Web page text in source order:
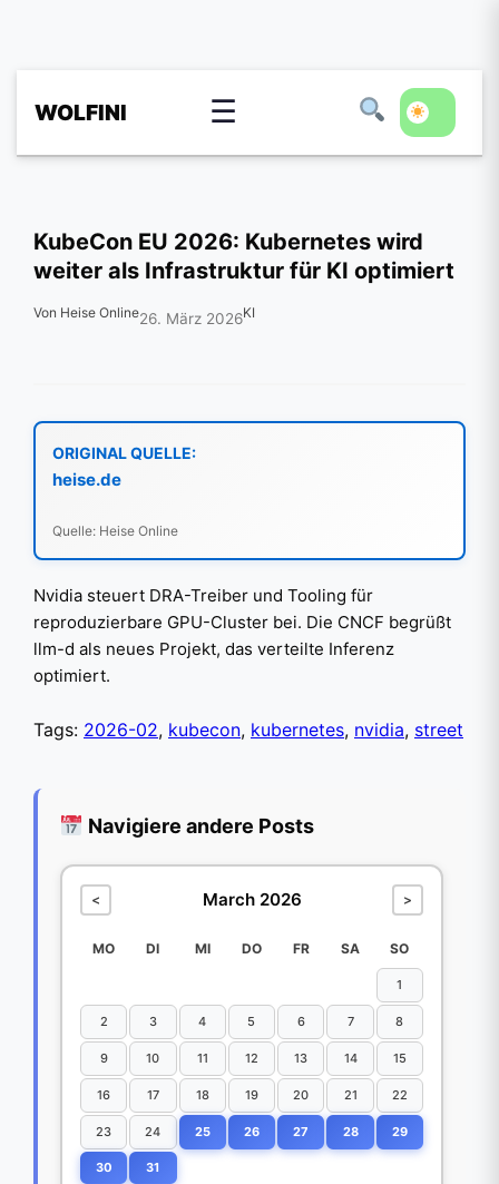
WOLFINI ☰
KubeCon EU 2026: Kubernetes wird
weiter als Infrastruktur für KI optimiert
Von Heise Online26. März 2026KI
ORIGINAL QUELLE:
heise.de
Quelle: Heise Online
Nvidia steuert DRA-Treiber und Tooling für
reproduzierbare GPU-Cluster bei. Die CNCF begrüßt
llm-d als neues Projekt, das verteilte Inferenz
optimiert.
Tags: 2026-02, kubecon, kubernetes, nvidia, street
Navigiere andere Posts
< March 2026 >
MO DI MI DO FR SA SO
1
2 3 4 5 6 7 8
9 10 11 12 13 14 15
16 17 18 19 20 21 22
23 24 25 26 27 28 29
30 31